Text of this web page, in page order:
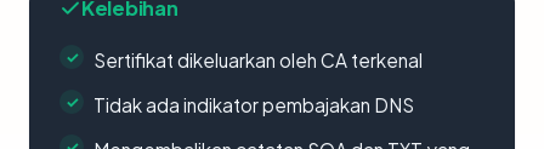
Kelebihan
Sertifikat dikeluarkan oleh CA terkenal
Tidak ada indikator pembajakan DNS